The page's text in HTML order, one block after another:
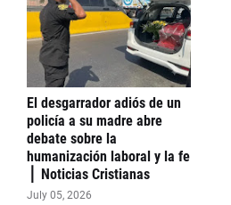
El desgarrador adiós de un
policía a su madre abre
debate sobre la
humanización laboral y la fe
⎪ Noticias Cristianas
July 05, 2026